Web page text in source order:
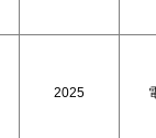
2025